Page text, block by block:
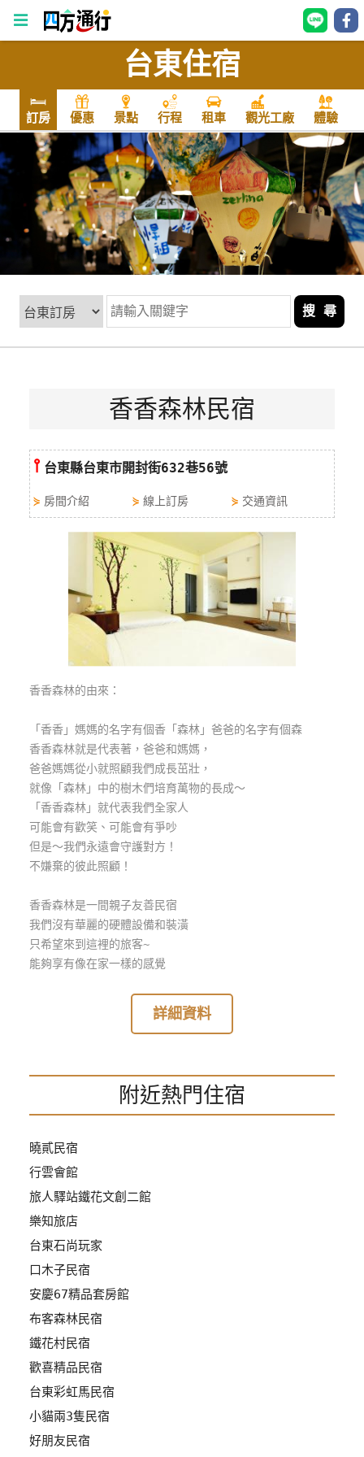
方
通
行
台
訂
全
球
玩
玩
樂
地
顧
客
服
顧
客
訂
管
員
帳
戶
客
服
聯
絡
Line
台東住宿
訂房 優惠 景點 行程 租車 觀光工廠 體驗
搜 尋
香香森林民宿
⫯ 台東縣台東市開封街632巷56號
⋟ 房間介紹 ⋟ 線上訂房 ⋟ 交通資訊
香香森林的由來：
「香香」媽媽的名字有個香「森林」爸爸的名字有個森
香香森林就是代表著，爸爸和媽媽，
爸爸媽媽從小就照顧我們成長茁壯，
就像「森林」中的樹木們培育萬物的長成～
「香香森林」就代表我們全家人
可能會有歡笑、可能會有爭吵
但是～我們永遠會守護對方！
不嫌棄的彼此照顧！
香香森林是一間親子友善民宿
我們沒有華麗的硬體設備和裝潢
只希望來到這裡的旅客~
能夠享有像在家一樣的感覺
詳細資料
附近熱門住宿
曉貳民宿
行雲會館
旅人驛站鐵花文創二館
樂知旅店
台東石尚玩家
口木子民宿
安慶67精品套房館
布客森林民宿
鐵花村民宿
歡喜精品民宿
台東彩虹馬民宿
小貓兩3隻民宿
好朋友民宿